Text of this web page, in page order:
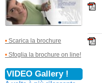
• Scarica la brochure
• Sfoglia la brochure on line!
VIDEO Gallery !